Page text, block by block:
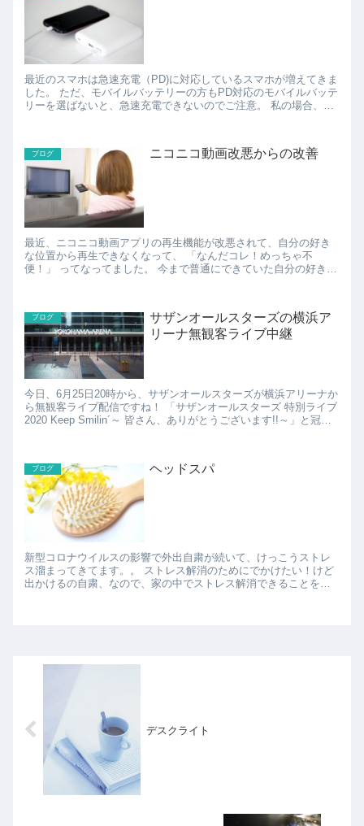
最近のスマホは急速充電（PD)に対応しているスマホが増えてきま
した。 ただ、モバイルバッテリーの方もPD対応のモバイルバッテ
リーを選ばないと、急速充電できないのでご注意。 私の場合、け
ブログ ニコニコ動画改悪からの改善
最近、ニコニコ動画アプリの再生機能が改悪されて、自分の好き
な位置から再生できなくなって、 「なんだコレ！めっちゃ不
便！」 ってなってました。 今まで普通にできていた自分の好きな
ブログ
サザンオールスターズの横浜ア
リーナ無観客ライブ中継
今日、6月25日20時から、サザンオールスターズが横浜アリーナか
ら無観客ライブ配信ですね！ 「サザンオールスターズ 特別ライブ
2020 Keep Smilin´～ 皆さん、ありがとうございます!!～」と冠さ
ブログ ヘッドスパ
新型コロナウイルスの影響で外出自粛が続いて、けっこうストレ
ス溜まってきてます。。 ストレス解消のためにでかけたい！けど
出かけるの自粛、なので、家の中でストレス解消できることを考
デスクライト